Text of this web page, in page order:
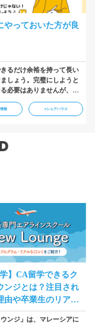
やっておいた方が良
るだけ余裕を持って長い
しょう。完璧にしようと
必要はありませんが、そ
実です。留学カウンセラ
忙しい社会人は効率よく
めることができます。…
報 #シェアハウス
学】CA留学できるク
ンジとは？注目され
由や卒業生のリアル
ウンジ」は、マレーシアに